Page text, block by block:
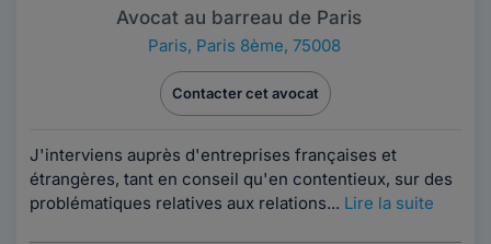
Avocat au barreau de Paris
Paris, Paris 8ème, 75008
Contacter cet avocat
J'interviens auprès d'entreprises françaises et
étrangères, tant en conseil qu'en contentieux, sur des
problématiques relatives aux relations... Lire la suite